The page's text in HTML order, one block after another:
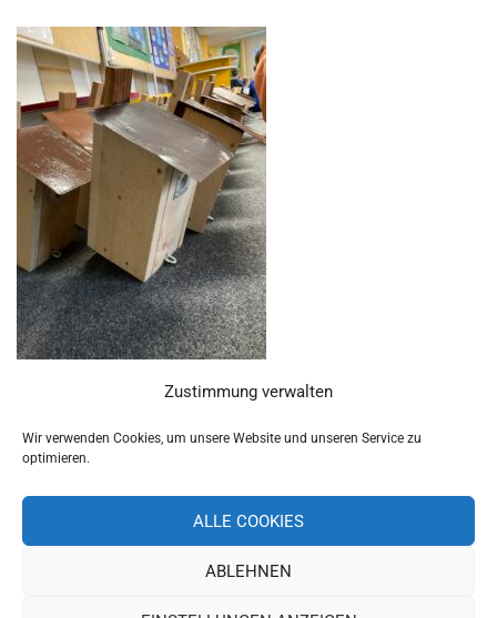
Zustimmung verwalten
Wir verwenden Cookies, um unsere Website und unseren Service zu
optimieren.
ALLE COOKIES
ABLEHNEN